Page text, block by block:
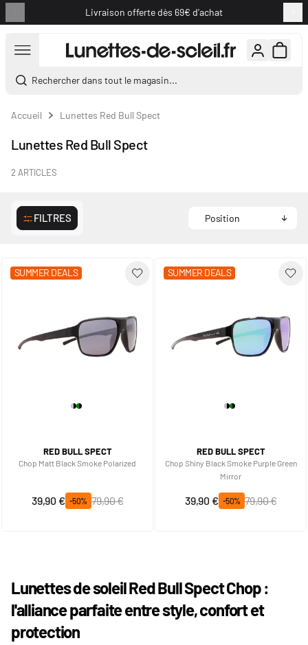
Livraison offerte dès 69€ d'achat
Rechercher dans tout le magasin...
Accueil Lunettes Red Bull Spect
Lunettes Red Bull Spect
2 ARTICLES
FILTRES
SUMMER DEALS
RED BULL SPECT
Chop Matt Black Smoke Polarized
Prix spécial
39,90 € -50%
Prix normal
79,90 €
SUMMER DEALS
RED BULL SPECT
Chop Shiny Black Smoke Purple Green
Mirror
Prix spécial
39,90 € -50%
Prix normal
79,90 €
Lunettes de soleil Red Bull Spect Chop :
l'alliance parfaite entre style, confort et
protection